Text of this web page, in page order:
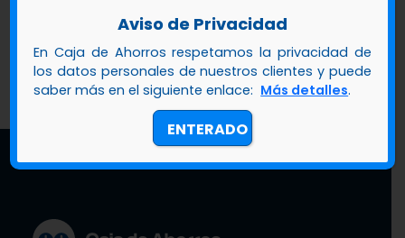
Aviso de Privacidad
En Caja de Ahorros respetamos la privacidad de
los datos personales de nuestros clientes y puede
saber más en el siguiente enlace: Más detalles.
ENTERADO